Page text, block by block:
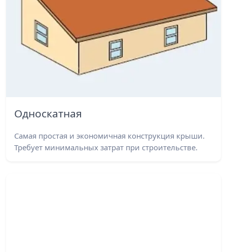
Односкатная
Самая простая и экономичная конструкция крыши.
Требует минимальных затрат при строительстве.